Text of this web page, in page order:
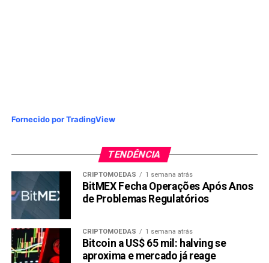
CopyWhatsApp
TwitterFacebook
TÓPICOS RELACIONADOS: ABEV3 CSNA3
RENT3 SUZB3 VALE3
Nubank (NUBR33): ações caem 60% desde o IPO
NÃO PERCA:
Bolsa cai 10,1% em abril e tem pior mês desde
março de 2020
Fornecido por TradingView
TENDÊNCIA
CRIPTOMOEDAS 1 semana atrás
BitMEX Fecha Operações Após Anos
de Problemas Regulatórios
CRIPTOMOEDAS 1 semana atrás
Bitcoin a US$ 65 mil: halving se
aproxima e mercado já reage